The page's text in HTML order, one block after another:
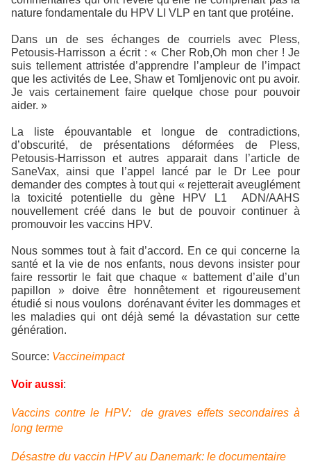
nature fondamentale du HPV LI VLP en tant que protéine.
Dans un de ses échanges de courriels avec Pless,
Petousis-Harrisson a écrit : « Cher Rob,Oh mon cher ! Je
suis tellement attristée d’apprendre l’ampleur de l’impact
que les activités de Lee, Shaw et Tomljenovic ont pu avoir.
Je vais certainement faire quelque chose pour pouvoir
aider. »
La liste épouvantable et longue de contradictions,
d’obscurité, de présentations déformées de Pless,
Petousis-Harrisson et autres apparait dans l’article de
SaneVax, ainsi que l’appel lancé par le Dr Lee pour
demander des comptes à tout qui « rejetterait aveuglément
la toxicité potentielle du gène HPV L1
ADN/AAHS
nouvellement créé dans le but de pouvoir continuer à
promouvoir les vaccins HPV.
Nous sommes tout à fait d’accord. En ce qui concerne la
santé et la vie de nos enfants, nous devons insister pour
faire ressortir le fait que chaque « battement d’aile d’un
papillon » doive être honnêtement et rigoureusement
étudié si nous voulons dorénavant éviter les dommages et
les maladies qui ont déjà semé la dévastation sur cette
génération.
Source: Vaccineimpact
Voir aussi:
Vaccins contre le HPV: de graves effets secondaires à
long terme
Désastre du vaccin HPV au Danemark: le documentaire